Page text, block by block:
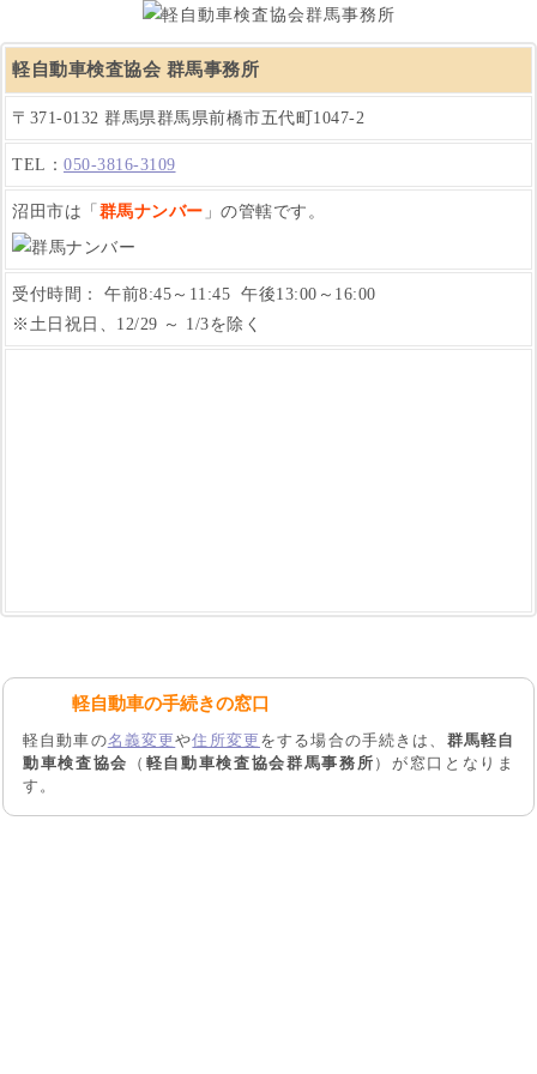
軽自動車検査協会 群馬事務所
〒371-0132 群馬県群馬県前橋市五代町1047-2
TEL： 050-3816-3109
沼田市は「 群馬ナンバー 」の管轄です。
受付時間： 午前8:45～11:45 午後13:00～16:00
※土日祝日、12/29 ～ 1/3を除く
軽自動車の手続きの窓口
軽自動車の名義変更や住所変更 をする場合の手続きは、 群馬軽自
動車検査協会
（ 軽自動車検査協会群馬事務所 ）が窓口となりま
す。